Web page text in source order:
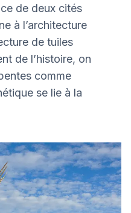
de deux cités
à l’architecture
de tuiles
de l’histoire, on
comme
se lie à la